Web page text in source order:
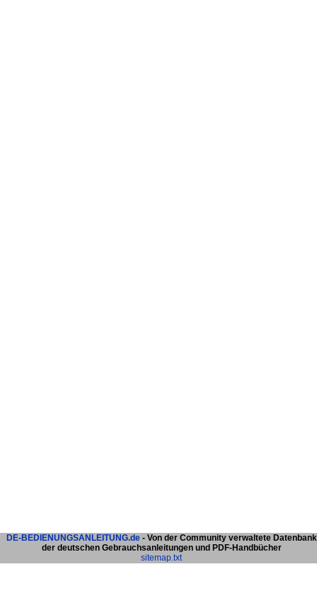
DE-BEDIENUNGSANLEITUNG.de- Von der Community verwaltete Datenbank
der deutschen Gebrauchsanleitungen und PDF-Handbücher
sitemap.txt